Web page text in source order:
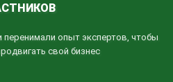
опыт экспертов, чтобы
свой бизнес